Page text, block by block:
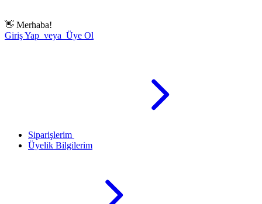
👋 Merhaba!
Giriş Yap veya Üye Ol
Siparişlerim
Üyelik Bilgilerim